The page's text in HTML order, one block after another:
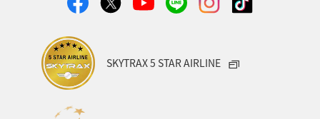
SKYTRAX 5 STAR AIRLINE